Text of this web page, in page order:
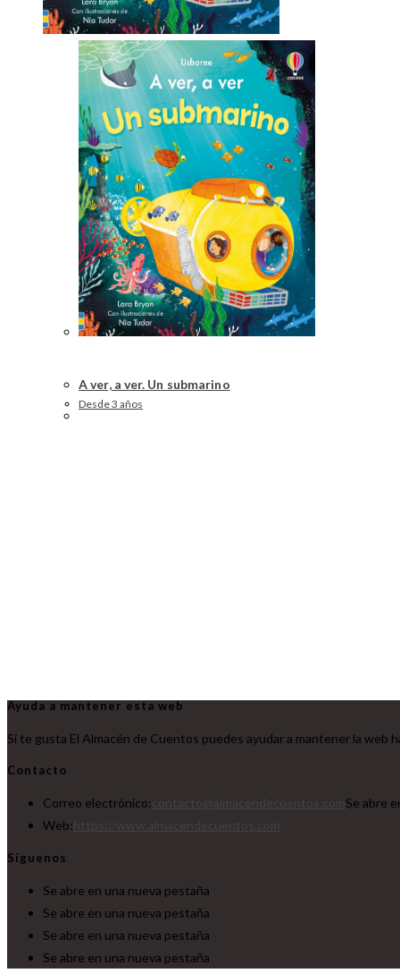
A ver, a ver. Un submarino
Desde 3 años
Ayuda a mantener esta web
Si te gusta El Almacén de Cuentos puedes ayudar a mantener la web
Contacto
Correo electrónico:
Se abre
Web:
Síguenos
Se abre en una nueva pestaña
Se abre en una nueva pestaña
Se abre en una nueva pestaña
Se abre en una nueva pestaña